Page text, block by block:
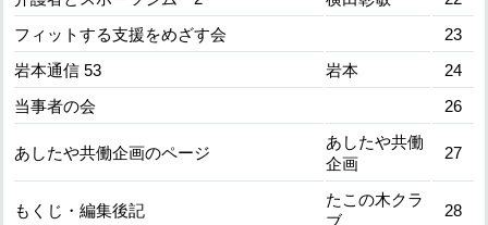
フィットする支援をめざす会
23
岩本通信 53
岩本
24
当事者の会
26
あしたや共働企画のページ
あしたや共働
企画
27
もくじ・編集後記
たこの木クラ
ブ
28